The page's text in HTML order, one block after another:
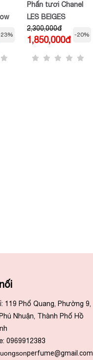
Phấn tươi Chanel
LES BEIGES
WATER-FRESH
COMPLEXION
TOUCH
2,300,000đ
1,850,000đ
-20%
119 Phổ Quang, Phường 9,
Nhuận, Thành Phố Hồ
0969912383
perfume@gmail.com